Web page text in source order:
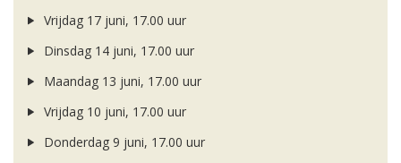
Vrijdag 17 juni, 17.00 uur
Dinsdag 14 juni, 17.00 uur
Maandag 13 juni, 17.00 uur
Vrijdag 10 juni, 17.00 uur
Donderdag 9 juni, 17.00 uur